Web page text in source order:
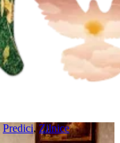
Predici, Zilnice